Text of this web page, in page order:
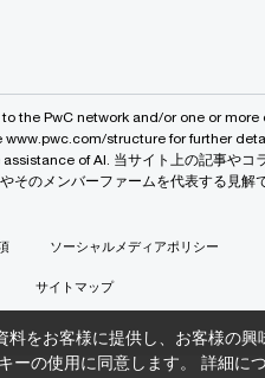
をお客様に提供し、お客様の
ーの使用に同意します。 詳細に
the PwC network and/or one or more
structure for further
of AI. 当サイト上の記事やコ
のメンバーファームを代表する見解
ソーシャルメディアポリシー
サイトマップ